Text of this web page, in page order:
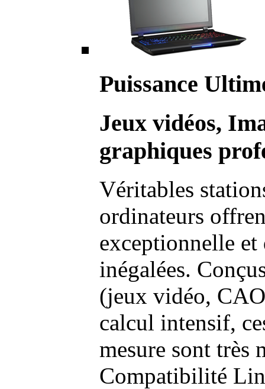
Puissance
Jeux vidéos,
graphiques
Véritables
ordinateurs
exceptionnelle et
inégalées.
(jeux vidéo,
calcul intensif,
mesure sont très
Compatibilité